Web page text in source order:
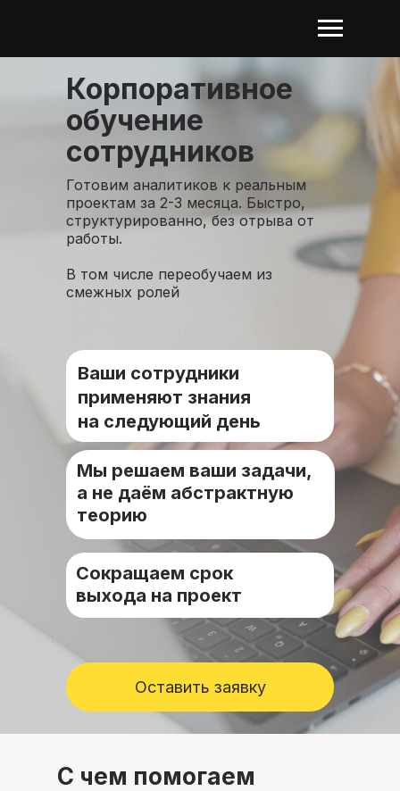
Корпоративное
обучение
сотрудников
Готовим аналитиков к реальным
проектам за 2-3 месяца. Быстро,
структурированно, без отрыва от
работы.
В том числе переобучаем из
смежных ролей
Оставить заявку
Ваши сотрудники
применяют знания
на следующий день
Сокращаем срок
выхода на проект
Мы решаем ваши задачи,
а не даём абстрактную
теорию
С чем помогаем